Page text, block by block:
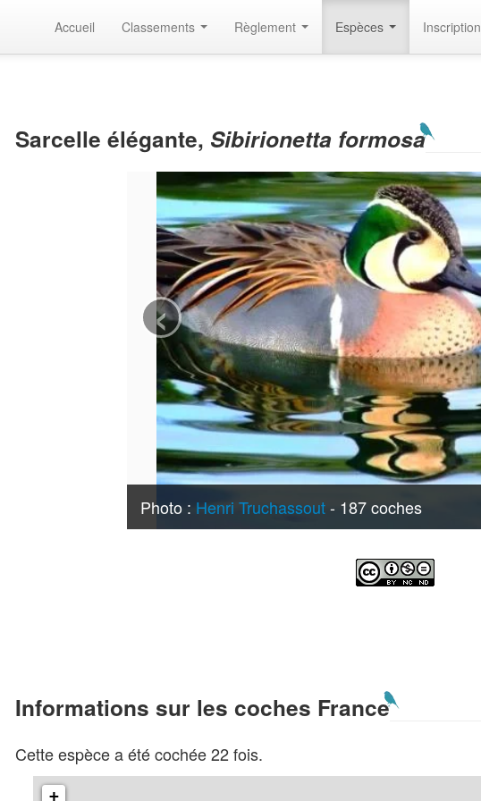
Accueil Classements Règlement Espèces Inscription
Sarcelle élégante, Sibirionetta formosa
Photo : Henri Truchassout- 187 coches
‹
Informations sur les coches France
Cette espèce a été cochée 22 fois.
+